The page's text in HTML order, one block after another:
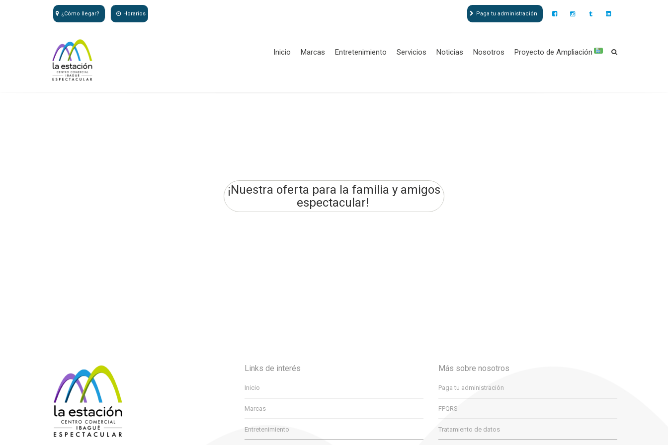
¿Cómo llegar? Horarios Paga tu administración
Inicio Marcas Entretenimiento Servicios Noticias Nosotros Proyecto de Ampliación
¡Nuestra oferta para la familia y amigos
espectacular!
Links de interés
Inicio
Marcas
Entretenimiento
Más sobre nosotros
Paga tu administración
FPQRS
Tratamiento de datos